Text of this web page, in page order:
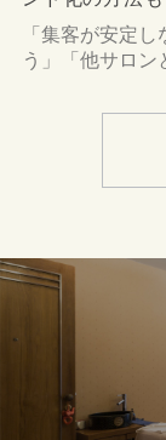
「集客が安定
う」「他サロ